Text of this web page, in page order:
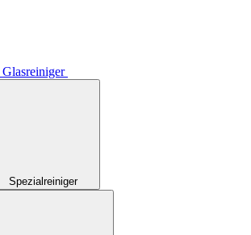
Glasreiniger
Spezialreiniger